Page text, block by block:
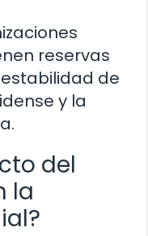
reservas
de
y la
del
la